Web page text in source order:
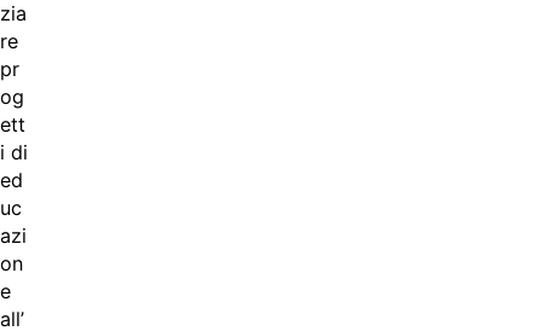
zia
re
pr
og
ett
i di
ed
uc
azi
on
e
all’